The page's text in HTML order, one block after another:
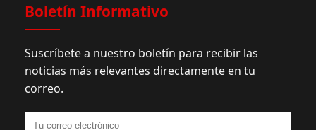
Boletín Informativo
Suscríbete a nuestro boletín para recibir las
noticias más relevantes directamente en tu
correo.